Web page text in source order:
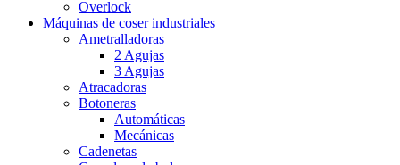
Overlock
Máquinas de coser industriales
Ametralladoras
2 Agujas
3 Agujas
Atracadoras
Botoneras
Automáticas
Mecánicas
Cadenetas